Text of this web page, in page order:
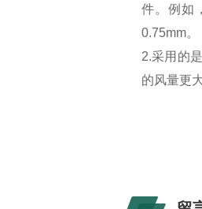
件。例如
0.75mm。
2.采用的
的风量更